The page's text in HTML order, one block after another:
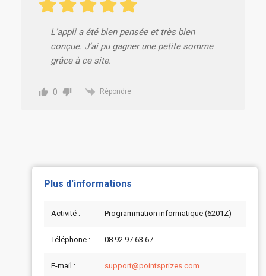
L’appli a été bien pensée et très bien
conçue. J’ai pu gagner une petite somme
grâce à ce site.
0 Répondre
Plus d'informations
Activité : Programmation informatique (6201Z)
Téléphone : 08 92 97 63 67
E-mail : support@pointsprizes.com